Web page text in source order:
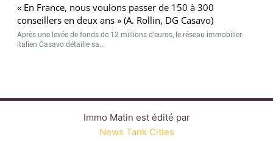
« En France, nous voulons passer de 150 à 300
conseillers en deux ans » (A. Rollin, DG Casavo)
Après une levée de fonds de 12 millions d’euros, le réseau immobilier
italien Casavo détaille sa...
Immo Matin est édité par
News Tank Cities